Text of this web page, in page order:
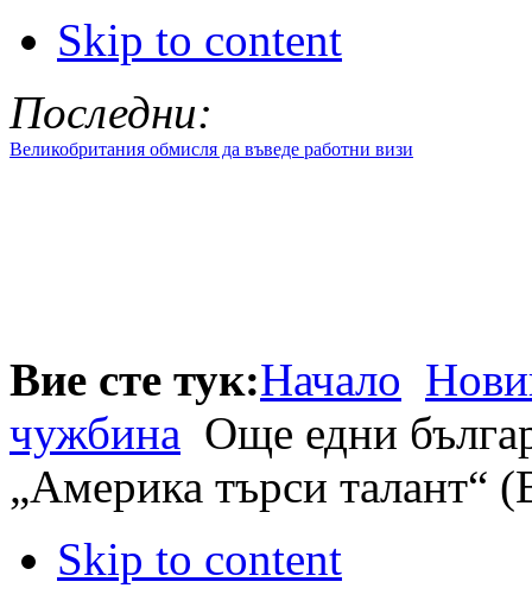
Skip to content
Последни:
Великобритания обмисля да въведе работни визи
Вие сте тук:Начало
чужбина Още едни
„Америка търси
Skip to content